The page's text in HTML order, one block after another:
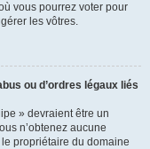
vous pourrez voter pour
les vôtres.
ou d’ordres légaux liés
» devraient être un
n’obtenez aucune
propriétaire du domaine